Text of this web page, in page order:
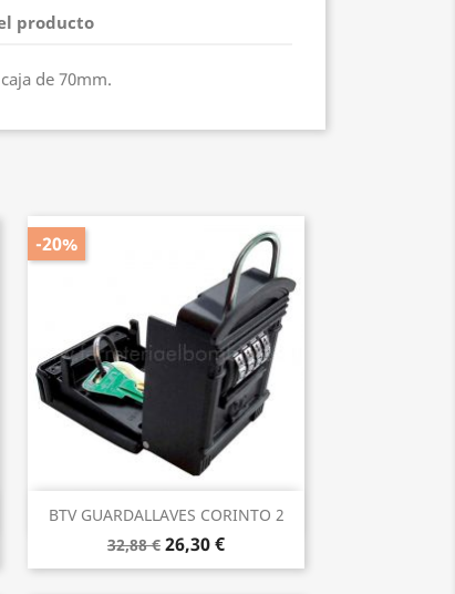
producto
de 70mm.
BTV GUARDALLAVES CORINTO 2
32,88 € 26,30 €
-20%
Vista rápida